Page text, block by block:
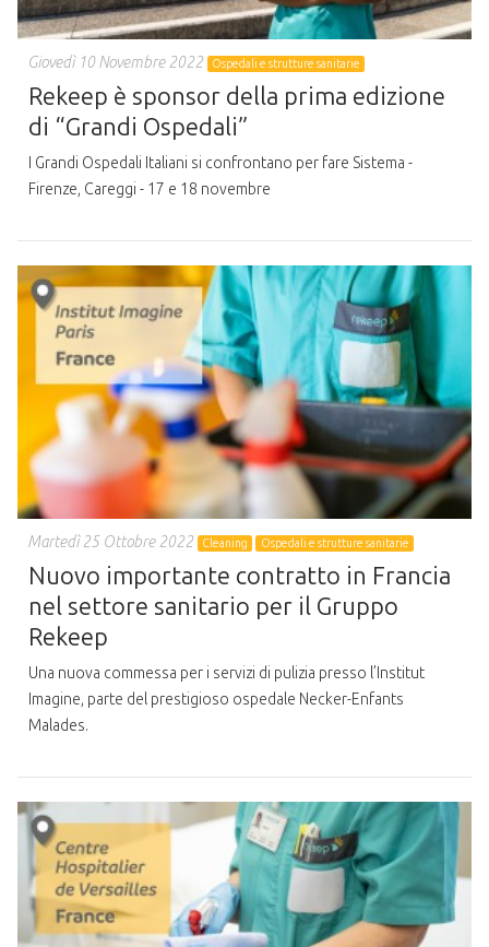
Giovedì 10 Novembre 2022 Ospedali e strutture sanitarie
Rekeep è sponsor della prima edizione
di “Grandi Ospedali”
I Grandi Ospedali Italiani si confrontano per fare Sistema -
Firenze, Careggi - 17 e 18 novembre
Martedì 25 Ottobre 2022 Cleaning Ospedali e strutture sanitarie
Nuovo importante contratto in Francia
nel settore sanitario per il Gruppo
Rekeep
Una nuova commessa per i servizi di pulizia presso l’Institut
Imagine, parte del prestigioso ospedale Necker-Enfants
Malades.